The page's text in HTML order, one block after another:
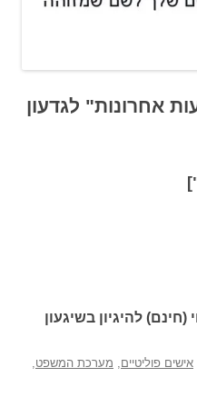
אחרונות" לגדעון
(חינם) להיגיון בשיגעון
אישים פוליטיים, מערכת המשפט,